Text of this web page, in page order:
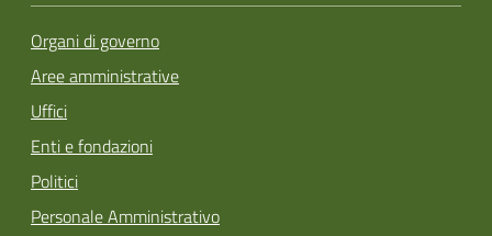
Organi di governo
Aree amministrative
Uffici
Enti e fondazioni
Politici
Personale Amministrativo